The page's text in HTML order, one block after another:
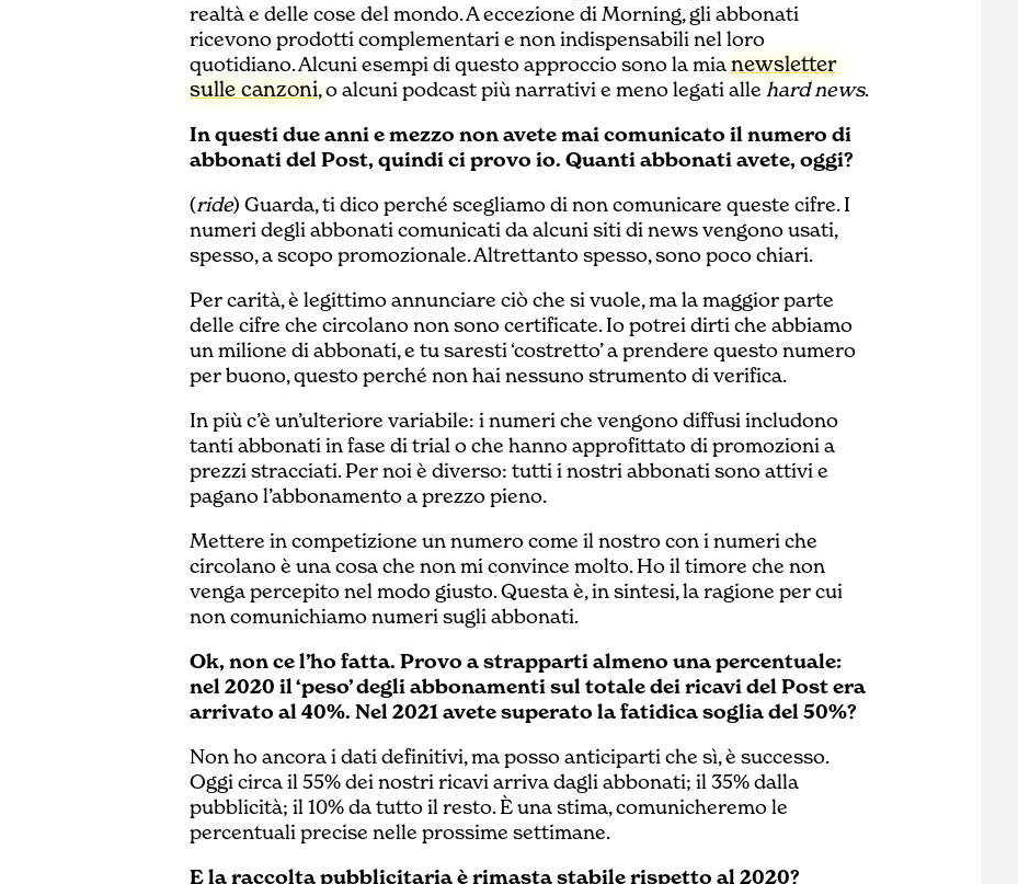
realtà e delle cose del mondo. A eccezione di Morning, gli abbonati
ricevono prodotti complementari e non indispensabili nel loro
quotidiano. Alcuni esempi di questo approccio sono la mianewsletter
sulle canzoni, o alcuni podcast più narrativi e meno legati alle hard news.
In questi due anni e mezzo non avete mai comunicato il numero di
abbonati del Post, quindi ci provo io. Quanti abbonati avete, oggi?
(ride) Guarda, ti dico perché scegliamo di non comunicare queste cifre. I
numeri degli abbonati comunicati da alcuni siti di news vengono usati,
spesso, a scopo promozionale. Altrettanto spesso, sono poco chiari.
Per carità, è legittimo annunciare ciò che si vuole, ma la maggior parte
delle cifre che circolano non sono certificate. Io potrei dirti che abbiamo
un milione di abbonati, e tu saresti ‘costretto’ a prendere questo numero
per buono, questo perché non hai nessuno strumento di verifica.
In più c’è un’ulteriore variabile: i numeri che vengono diffusi includono
tanti abbonati in fase di trial o che hanno approfittato di promozioni a
prezzi stracciati. Per noi è diverso: tutti i nostri abbonati sono attivi e
pagano l’abbonamento a prezzo pieno.
Mettere in competizione un numero come il nostro con i numeri che
circolano è una cosa che non mi convince molto. Ho il timore che non
venga percepito nel modo giusto. Questa è, in sintesi, la ragione per cui
non comunichiamo numeri sugli abbonati.
Ok, non ce l’ho fatta. Provo a strapparti almeno una percentuale:
nel 2020 il ‘peso’ degli abbonamenti sul totale dei ricavi del Post era
arrivato al 40%. Nel 2021 avete superato la fatidica soglia del 50%?
Non ho ancora i dati definitivi, ma posso anticiparti che sì, è successo.
Oggi circa il 55% dei nostri ricavi arriva dagli abbonati; il 35% dalla
pubblicità; il 10% da tutto il resto. È una stima, comunicheremo le
percentuali precise nelle prossime settimane.
E la raccolta pubblicitaria è rimasta stabile rispetto al 2020?